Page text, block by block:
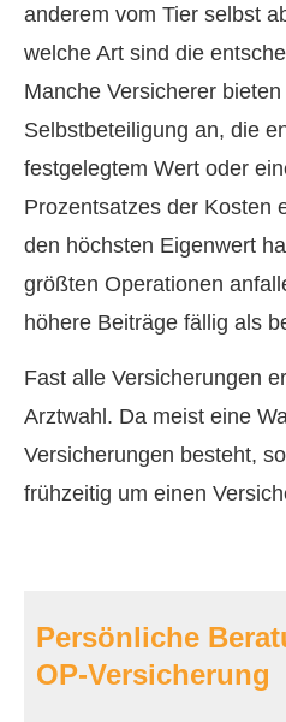
anderem vom Tier selbst
welche Art sind die
Manche Versicherer
Selbstbeteiligung an, die
festgelegtem Wert oder
Prozentsatzes der Kosten
den höchsten Eigenwert
größten Operationen
höhere Beiträge fällig als
Fast alle Versicherungen
Arztwahl. Da meist eine
Versicherungen besteht,
frühzeitig um einen
Persönliche
OP-Versicherung